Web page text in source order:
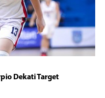
Dekati Target